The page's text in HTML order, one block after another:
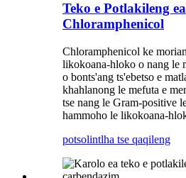
Teko e Potlakileng ea
Chloramphenicol
Chloramphenicol ke
likokoana-hloko o nang le
o bonts'ang ts'ebetso e
khahlanong le mefuta e
tse nang le Gram-positive
hammoho le likokoana-
potsolintlha tse qaqileng